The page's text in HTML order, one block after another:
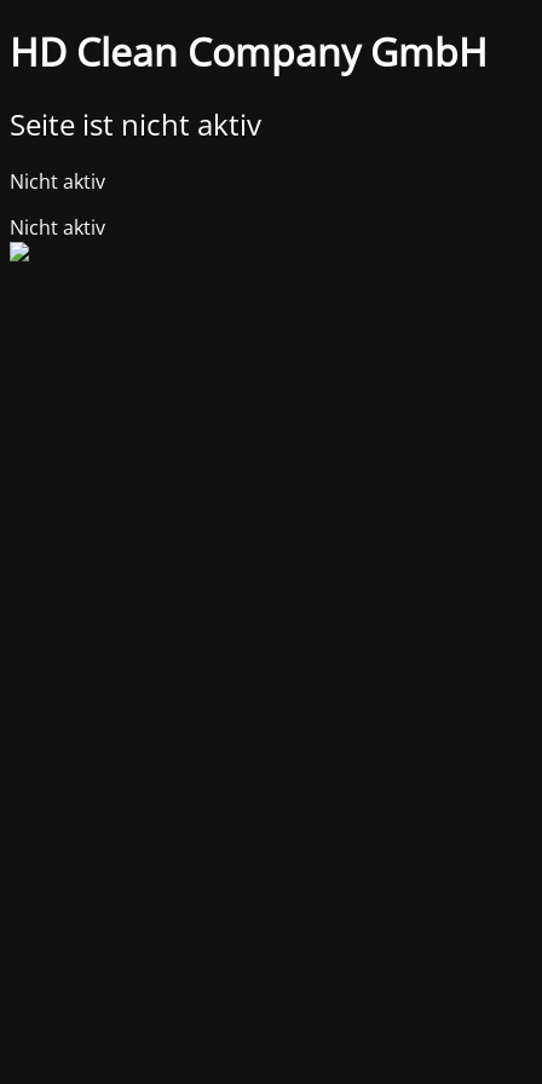
HD Clean Company GmbH
Seite ist nicht aktiv
Nicht aktiv
Nicht aktiv